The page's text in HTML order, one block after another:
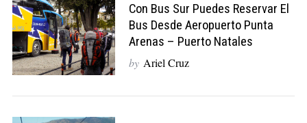
Con Bus Sur Puedes Reservar El
Bus Desde Aeropuerto Punta
Arenas – Puerto Natales
by Ariel Cruz